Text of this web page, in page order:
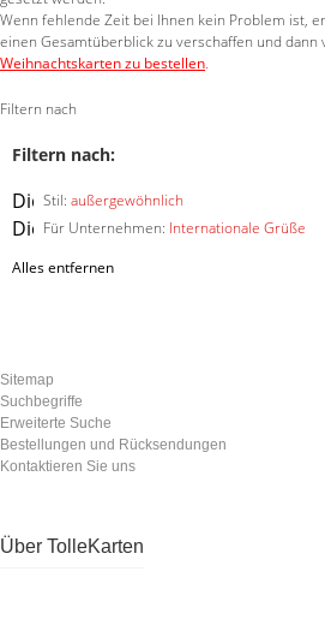
Wenn fehlende Zeit bei Ihnen kein Problem ist,
einen Gesamtüberblick zu verschaffen und dann
Weihnachtskarten zu bestellen.
Filtern nach
Filtern nach:
Stil: außergewöhnlich
Diesen
Artikel
entfernen
Für Unternehmen: Internationale Grüße
Diesen
entfernen
Alles entfernen
Sitemap
Suchbegriffe
Erweiterte Suche
Bestellungen und Rücksendungen
Kontaktieren Sie uns
Über TolleKarten